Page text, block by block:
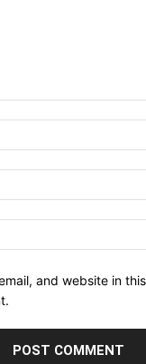
and website in